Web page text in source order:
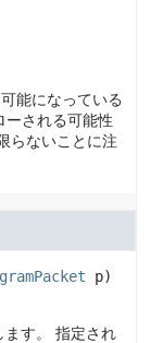
能になっている
ーされる可能性
らないことに注
p)
す。
指定され